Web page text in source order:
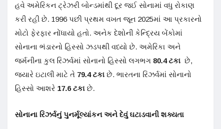
હવે અમેરિકન ટ્રેઝરી બોન્ડમાંથી દૂર જઈ સોનામાં વધુ રોકાણ
કરી રહી છે. 1996 પછી પ્રથમ વખત જૂન 2025માં આ પ્રકારનો
મોટો ફેરફાર નોંધાયો હતો. અનેક દેશોની કેન્દ્રિય બેંકોમાં
સોનાના ભંડારનો હિસ્સો ઝડપથી વધ્યો છે. અમેરિકા અને
જર્મનીના કુલ રિઝર્વમાં સોનાનો હિસ્સો લગભગ 80.4ટકા છે,
જ્યારે ઇટાલી માટે તે 79.4ટકા છે. ભારતના રિઝર્વમાં સોનાનો
હિસ્સો આશરે 17.6ટકા છે.
સોનાના રિઝર્વનું પુનર્મૂલ્યાંકન અને દેવું ઘટાડવાની શક્યતા